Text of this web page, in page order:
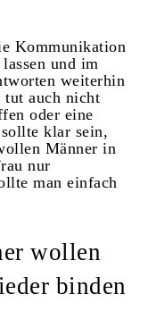
Kommunikation
und im
weiterhin
tut auch nicht
oder eine
klar sein,
Männer in
nur
man einfach
wollen
binden